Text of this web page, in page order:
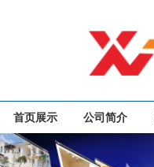
首页展示 公司简介